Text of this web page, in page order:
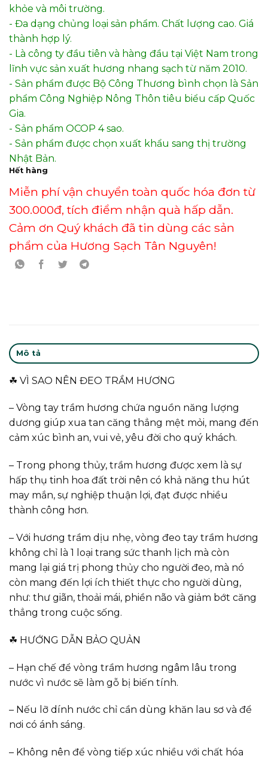
khỏe và môi trường.
- Đa dạng chủng loại sản phẩm. Chất lượng cao. Giá
thành hợp lý.
- Là công ty đầu tiên và hàng đầu tại Việt Nam trong
lĩnh vực sản xuất hương nhang sạch từ năm 2010.
- Sản phẩm được Bộ Công Thương bình chọn là Sản
phẩm Công Nghiệp Nông Thôn tiêu biểu cấp Quốc
Gia.
- Sản phẩm OCOP 4 sao.
- Sản phẩm được chọn xuất khẩu sang thị trường
Nhật Bản.
Hết hàng
Miễn phí vận chuyển toàn quốc hóa đơn từ
300.000đ, tích điểm nhận quà hấp dẫn.
Cảm ơn Quý khách đã tin dùng các sản
phẩm của Hương Sạch Tân Nguyên!
Mô tả
☘ VÌ SAO NÊN ĐEO TRẦM HƯƠNG
– Vòng tay trầm hương chứa nguồn năng lượng
dương giúp xua tan căng thẳng mệt mỏi, mang đến
cảm xúc bình an, vui vẻ, yêu đời cho quý khách.
– Trong phong thủy, trầm hương được xem là sự
hấp thụ tinh hoa đất trời nên có khả năng thu hút
may mắn, sự nghiệp thuận lợi, đạt được nhiều
thành công hơn.
– Với hương trầm dịu nhẹ, vòng đeo tay trầm hương
không chỉ là 1 loại trang sức thanh lịch mà còn
mang lại giá trị phong thủy cho người đeo, mà nó
còn mang đến lợi ích thiết thực cho người dùng,
như: thư giãn, thoải mái, phiền não và giảm bớt căng
thẳng trong cuộc sống.
☘ HƯỚNG DẪN BẢO QUẢN
– Hạn chế để vòng trầm hương ngâm lâu trong
nước vì nước sẽ làm gỗ bị biến tính.
– Nếu lỡ dính nước chỉ cần dùng khăn lau sơ và để
nơi có ánh sáng.
– Không nên để vòng tiếp xúc nhiều với chất hóa